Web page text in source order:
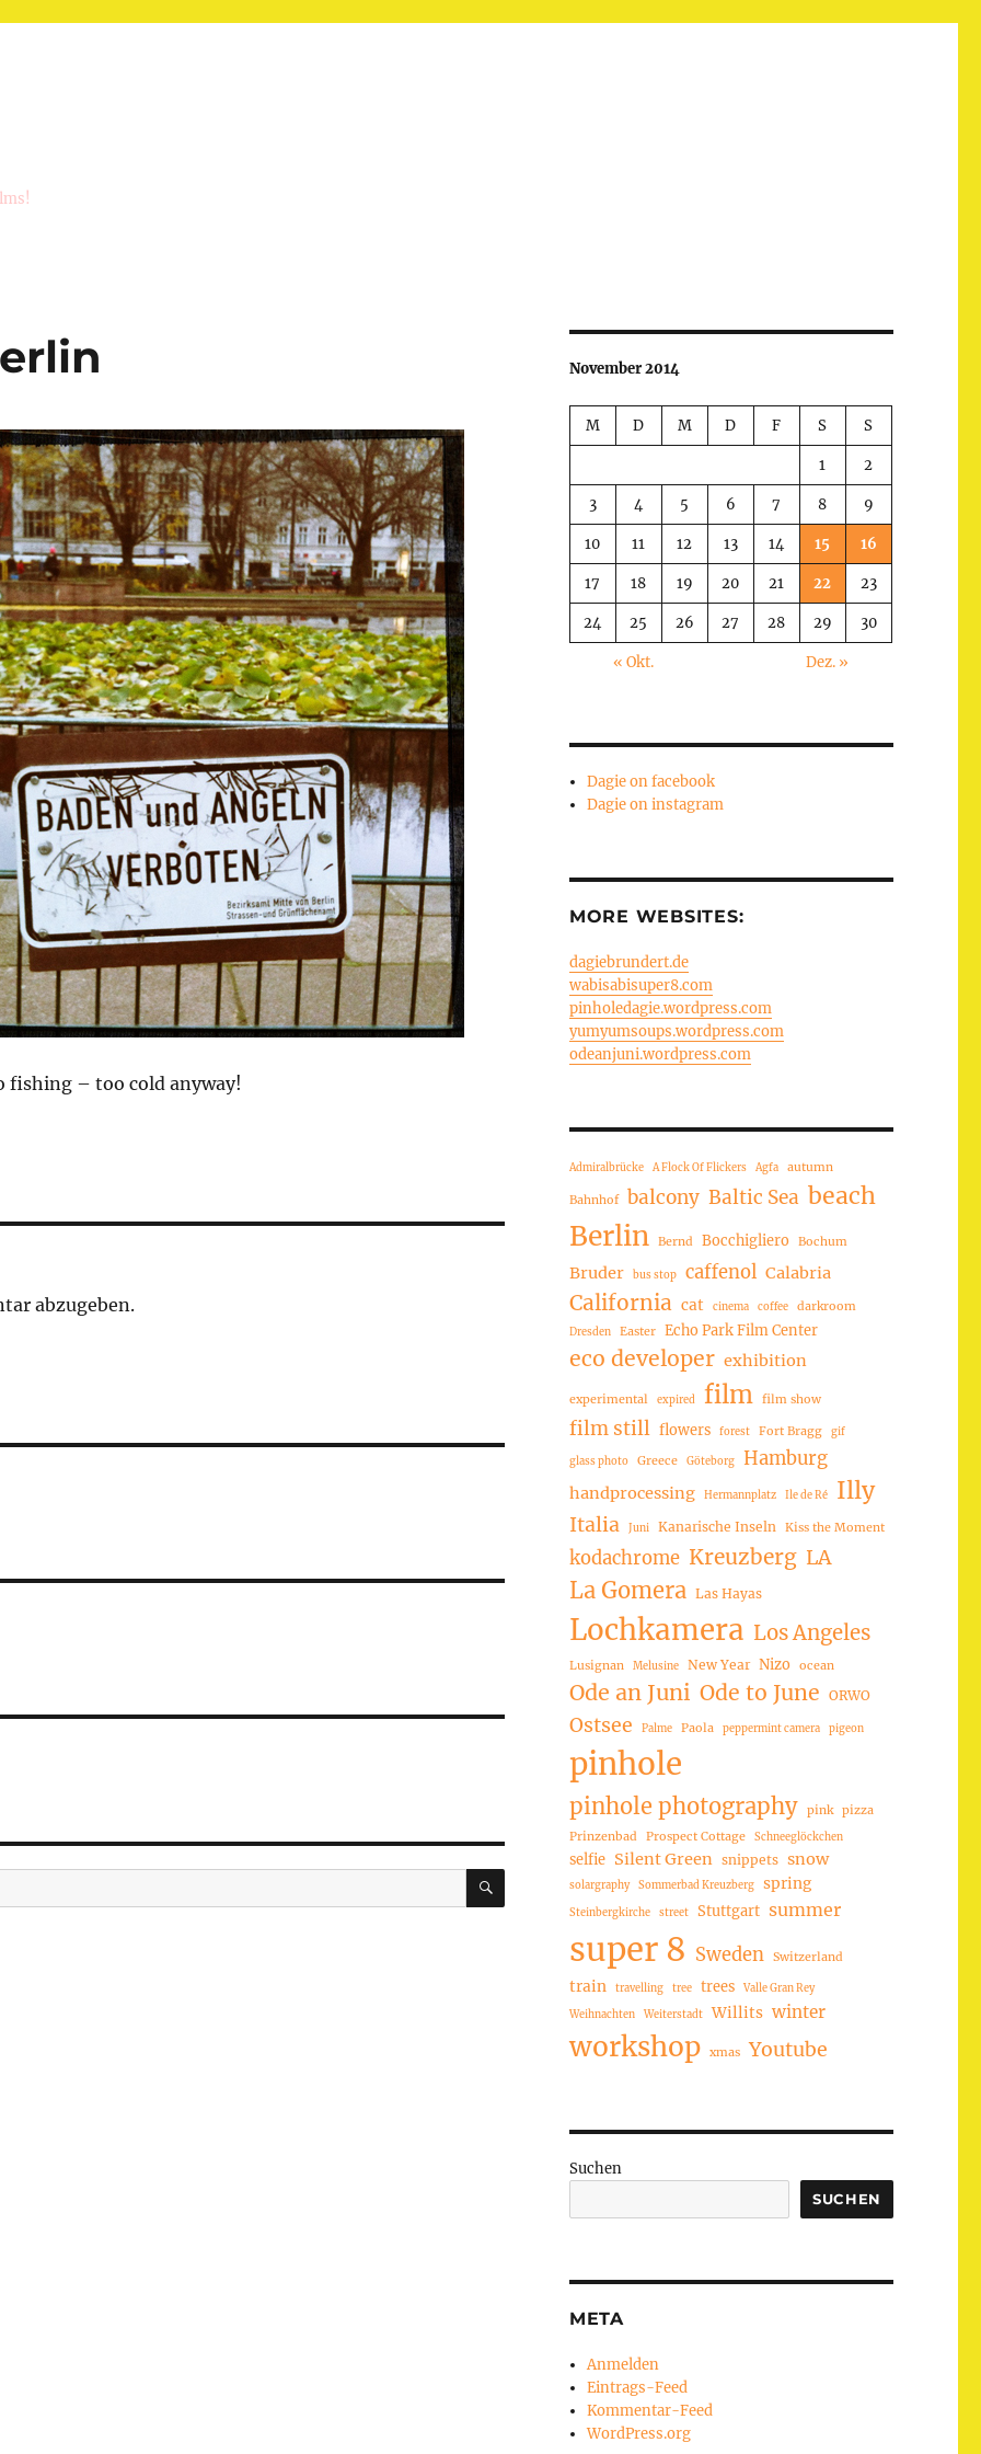
fishing – too cold anyway!
abzugeben.
SUCHEN
November 2014
M D M D F S S
1 2
3 4 5 6 7 8 9
10 11 12 13 14 15 16
17 18 19 20 21 22 23
24 25 26 27 28 29 30
« Okt. Dez. »
Dagie on facebook
Dagie on instagram
MORE WEBSITES:
dagiebrundert.de
wabisabisuper8.com
pinholedagie.wordpress.com
yumyumsoups.wordpress.com
odeanjuni.wordpress.com
Admiralbrücke A Flock Of Flickers Agfa autumn
Bahnhof balcony Baltic Sea beach
Berlin Bernd Bocchigliero Bochum
Bruder bus stop caffenol Calabria
California cat cinema coffee darkroom
Dresden Easter Echo Park Film Center
eco developer exhibition
experimental expired film film show
film still flowers forest Fort Bragg gif
glass photo Greece Göteborg Hamburg
handprocessing Hermannplatz Ile de Ré Illy
Italia Juni Kanarische Inseln Kiss the Moment
kodachrome Kreuzberg LA
La Gomera Las Hayas
Lochkamera Los Angeles
Lusignan Melusine New Year Nizo ocean
Ode an Juni Ode to June ORWO
Ostsee Palme Paola peppermint camera pigeon
pinhole
pinhole photography pink pizza
Prinzenbad
Prospect Cottage Schneeglöckchen
selfie Silent Green snippets snow
solargraphy Sommerbad Kreuzberg spring
Steinbergkirche street Stuttgart summer
super 8 Sweden Switzerland
train travelling tree trees
Valle Gran Rey
Weihnachten
Weiterstadt Willits winter
workshop xmas Youtube
Suchen
SUCHEN
META
Anmelden
Eintrags-Feed
Kommentar-Feed
WordPress.org